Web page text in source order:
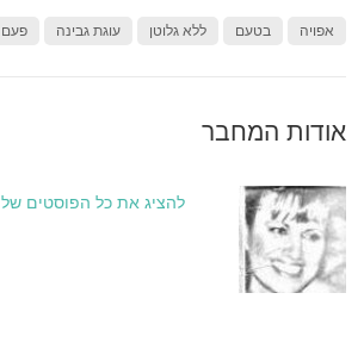
אפויה בטעם ללא גלוטן עוגת גבינה פעם
אודות המחבר
להציג את כל הפוסטים של PNINA